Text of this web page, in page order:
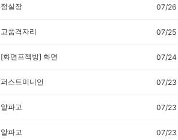
정실장 07/26
고품격자리 07/25
[화면프젝방] 화면 07/24
퍼스트미니언 07/23
알파고 07/23
알파고 07/23